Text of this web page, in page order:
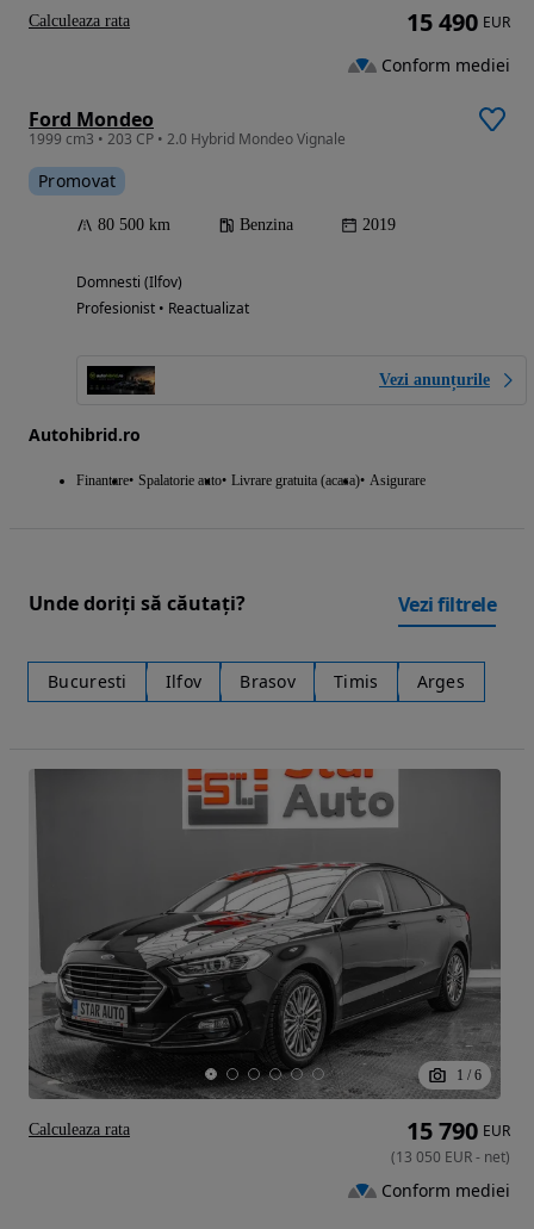
Ford Mondeo
1999 cm3 • 203 CP • 2.0 Hybrid Mondeo Vignale
Promovat
80 500 km Benzina 2019
Domnesti (Ilfov)
Profesionist • Reactualizat
Vezi anunțurile
Autohibrid.ro
Finantare Spalatorie auto Livrare gratuita (acasa) Asigurare
15 490 EUR
Conform mediei
Calculeaza rata
Unde doriți să căutați? Vezi filtrele
Bucuresti Ilfov Brasov Timis Arges
1 / 6
15 790 EUR
(13 050 EUR- net)
Conform mediei
Calculeaza rata